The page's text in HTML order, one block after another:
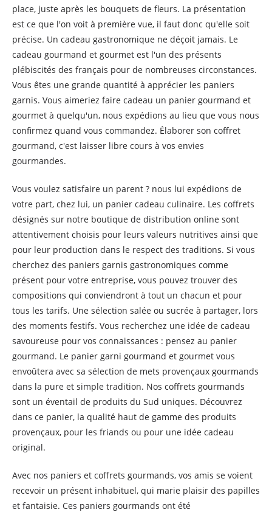
place, juste après les bouquets de fleurs. La présentation
est ce que l'on voit à première vue, il faut donc qu'elle soit
précise. Un cadeau gastronomique ne déçoit jamais. Le
cadeau gourmand et gourmet est l'un des présents
plébiscités des français pour de nombreuses circonstances.
Vous êtes une grande quantité à apprécier les paniers
garnis. Vous aimeriez faire cadeau un panier gourmand et
gourmet à quelqu'un, nous expédions au lieu que vous nous
confirmez quand vous commandez. Élaborer son coffret
gourmand, c'est laisser libre cours à vos envies
gourmandes.
Vous voulez satisfaire un parent ? nous lui expédions de
votre part, chez lui, un panier cadeau culinaire. Les coffrets
désignés sur notre boutique de distribution online sont
attentivement choisis pour leurs valeurs nutritives ainsi que
pour leur production dans le respect des traditions. Si vous
cherchez des paniers garnis gastronomiques comme
présent pour votre entreprise, vous pouvez trouver des
compositions qui conviendront à tout un chacun et pour
tous les tarifs. Une sélection salée ou sucrée à partager, lors
des moments festifs. Vous recherchez une idée de cadeau
savoureuse pour vos connaissances : pensez au panier
gourmand. Le panier garni gourmand et gourmet vous
envoûtera avec sa sélection de mets provençaux gourmands
dans la pure et simple tradition. Nos coffrets gourmands
sont un éventail de produits du Sud uniques. Découvrez
dans ce panier, la qualité haut de gamme des produits
provençaux, pour les friands ou pour une idée cadeau
original.
Avec nos paniers et coffrets gourmands, vos amis se voient
recevoir un présent inhabituel, qui marie plaisir des papilles
et fantaisie. Ces paniers gourmands ont été